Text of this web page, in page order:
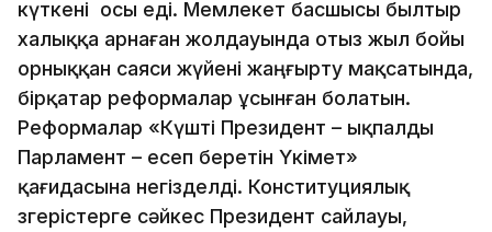
күткені осы еді. Мемлекет басшысы былтыр
халыққа арнаған жолдауында отыз жыл бойы
орныққан саяси жүйені жаңғырту мақсатында,
бірқатар реформалар ұсынған болатын.
Реформалар «Күшті Президент – ықпалды
Парламент – есеп беретін Үкімет»
қағидасына негізделді. Конституциялық
өзгерістерге сәйкес Президент сайлауы,